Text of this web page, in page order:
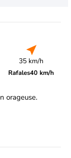
35 km/h
Rafales40 km/h
orageuse.